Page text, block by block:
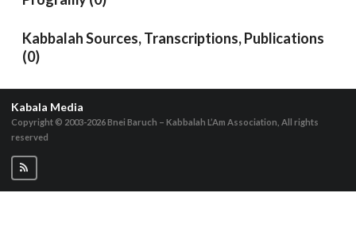
Kabbalah Sources, Transcriptions, Publications
(0)
Kabala Media
Copyright © 2003-2026Bnei Baruch – Kabbalah L’Am Association, All rights
reserved